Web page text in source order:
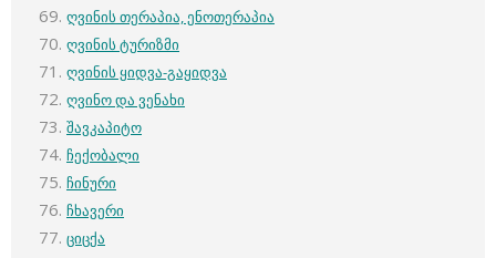
ღვინის თერაპია, ენოთერაპია
ღვინის ტურიზმი
ღვინის ყიდვა-გაყიდვა
ღვინო და ვენახი
შავკაპიტო
ჩექობალი
ჩინური
ჩხავერი
ციცქა